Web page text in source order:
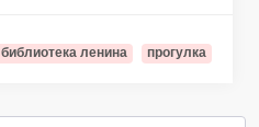
библиотека ленина прогулка